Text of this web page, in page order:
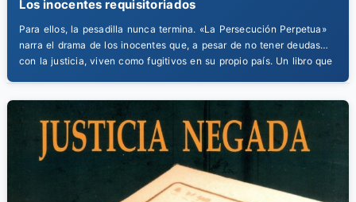
Los inocentes requisitoriados
Para ellos, la pesadilla nunca termina. «La Persecución Perpetua»
narra el drama de los inocentes que, a pesar de no tener deudas
con la justicia, viven como fugitivos en su propio país. Un libro que